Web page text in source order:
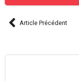
Article Précédent